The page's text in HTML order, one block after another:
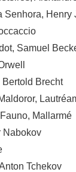
Senhora, Henry
Samuel
Brecht
Mallarmé
Nabokov
Tchekov